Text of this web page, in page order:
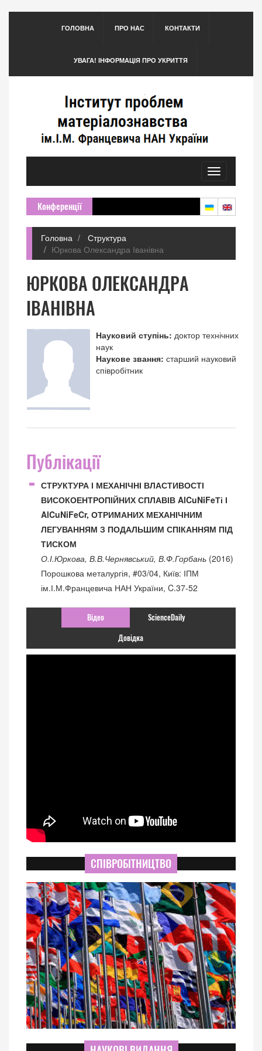
ГОЛОВНА ПРО НАС КОНТАКТИ
УВАГА! ІНФОРМАЦІЯ ПРО УКРИТТЯ
Toggle
navigation
Конференції
Головна
Структура
Юркова Олександра Іванівна
ЮРКОВА ОЛЕКСАНДРА
ІВАНІВНА
Науковий ступінь: доктор технічних
наук
Наукове звання:старший науковий
співробітник
Публікації
СТРУКТУРА І МЕХАНІЧНІ ВЛАСТИВОСТІ
ВИСОКОЕНТРОПІЙНИХ СПЛАВІВ AlCuNiFeТі І
AlCuNiFeCr, ОТРИМАНИХ МЕХАНІЧНИМ
ЛЕГУВАННЯМ З ПОДАЛЬШИМ СПІКАННЯМ ПІД
ТИСКОМ
О.І.Юркова, В.В.Чернявський, В.Ф.Горбань (2016)
Порошкова металургія, #03/04, Київ: ІПМ
ім.І.М.Францевича НАН України, C.37-52
Відео ScienceDaily
Довідка
СПІВРОБІТНИЦТВО